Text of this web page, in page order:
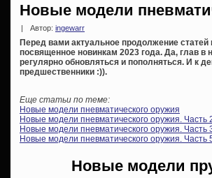
Новые модели
Автор: ingewarr
Перед вами актуальное продолжение
посвященное новинкам 2023 года. Да, глав
регулярно обновляться и пополняться. И к
предшественники :)).
Еще статьи по теме:
Новые модели пневматического оружия
Новые модели пневматического оружия. Часть
Новые модели пневматического оружия. Часть
Новые модели пневматического оружия. Часть
Новые модели